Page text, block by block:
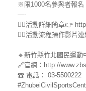
※限1000名參與者報名
—-
🚴‍♂活動詳細簡章👉
🚴‍♂活動流程操作影片
🔹新竹縣竹北國民運動
🔗官網：http://
☎ 電話： 03-5500222